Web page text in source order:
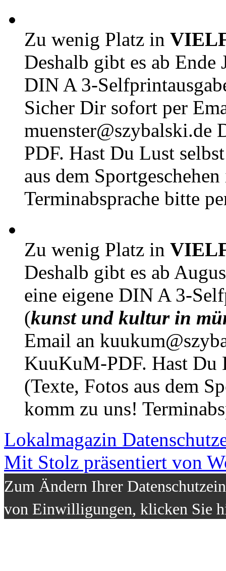
Zu wenig Platz in
Deshalb gibt es ab Ende
DIN A 3-
Sicher Dir sofort per
muenster@szybalski.de
PDF. Hast Du Lust
aus dem
Terminabsprache bitte
Zu wenig Platz in
Deshalb gibt es ab
eine eigene DIN A 3-
(kunst und kultur in
Email an
KuuKuM-PDF. Hast Du
(Texte, Fotos aus dem
komm zu uns!
Lokalmagazin
Mit Stolz präsentiert von
Zum Ändern Ihrer
von Einwilligungen, klicken Sie